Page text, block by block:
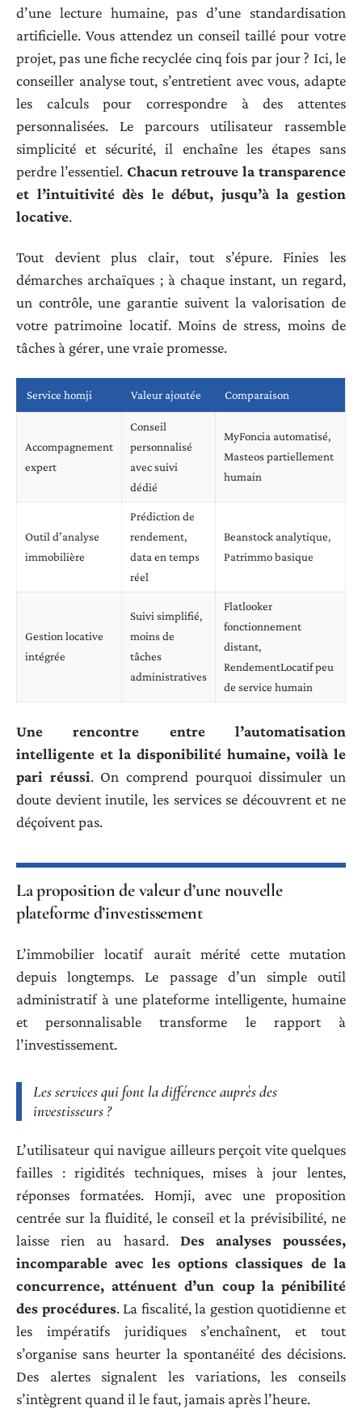
d’une lecture humaine, pas d’une standardisation
artificielle. Vous attendez un conseil taillé pour votre
projet, pas une fiche recyclée cinq fois par jour ? Ici, le
conseiller analyse tout, s’entretient avec vous, adapte
les calculs pour correspondre à des attentes
personnalisées. Le parcours utilisateur rassemble
simplicité et sécurité, il enchaîne les étapes sans
perdre l’essentiel. Chacun retrouve la transparence
et l’intuitivité dès le début, jusqu’à la gestion
locative.
Tout devient plus clair, tout s’épure. Finies les
démarches archaïques ; à chaque instant, un regard,
un contrôle, une garantie suivent la valorisation de
votre patrimoine locatif. Moins de stress, moins de
tâches à gérer, une vraie promesse.
Service homji Valeur ajoutée Comparaison
Accompagnement
expert
Conseil
personnalisé
avec suivi
dédié
MyFoncia automatisé,
Masteos partiellement
humain
Outil d’analyse
immobilière
Prédiction de
rendement,
data en temps
réel
Beanstock analytique,
Patrimmo basique
Gestion locative
intégrée
Suivi simplifié,
moins de
tâches
administratives
Flatlooker
fonctionnement
distant,
RendementLocatif peu
de service humain
Une rencontre entre l’automatisation
intelligente et la disponibilité humaine, voilà le
pari réussi. On comprend pourquoi dissimuler un
doute devient inutile, les services se découvrent et ne
déçoivent pas.
La proposition de valeur d’une nouvelle
plateforme d’investissement
L’immobilier locatif aurait mérité cette mutation
depuis longtemps. Le passage d’un simple outil
administratif à une plateforme intelligente, humaine
et personnalisable transforme le rapport à
l’investissement.
Les services qui font la différence auprès des
investisseurs ?
L’utilisateur qui navigue ailleurs perçoit vite quelques
failles : rigidités techniques, mises à jour lentes,
réponses formatées. Homji, avec une proposition
centrée sur la fluidité, le conseil et la prévisibilité, ne
laisse rien au hasard. Des analyses poussées,
incomparable avec les options classiques de la
concurrence, atténuent d’un coup la pénibilité
des procédures. La fiscalité, la gestion quotidienne et
les impératifs juridiques s’enchaînent, et tout
s’organise sans heurter la spontanéité des décisions.
Des alertes signalent les variations, les conseils
s’intègrent quand il le faut, jamais après l’heure.